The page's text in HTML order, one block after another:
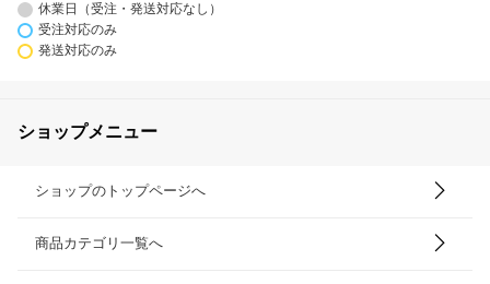
休業日（受注・発送対応なし）
受注対応のみ
発送対応のみ
ショップメニュー
ショップのトップページへ
商品カテゴリ一覧へ